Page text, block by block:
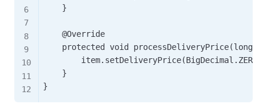
    }
    @Override
protected void processDeliveryPrice(long
        item.setDeliveryPrice(BigDecimal.ZERO);
    }